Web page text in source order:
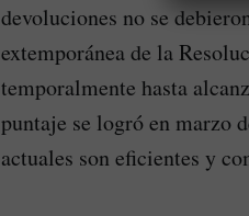
devoluciones no se
extemporánea de la
temporalmente hasta
puntaje se logró en marzo
actuales son eficientes y